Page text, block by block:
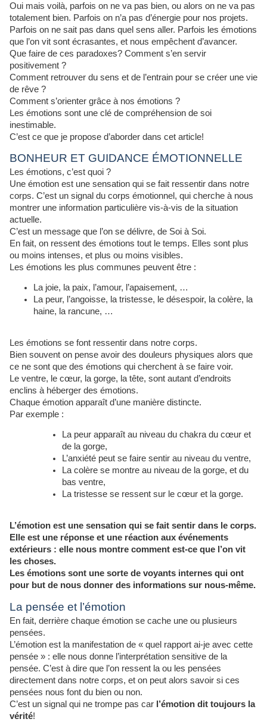
Oui mais voilà, parfois on ne va pas bien, ou alors on ne va pas
totalement bien. Parfois on n’a pas d’énergie pour nos projets.
Parfois on ne sait pas dans quel sens aller. Parfois les émotions
que l’on vit sont écrasantes, et nous empêchent d’avancer.
Que faire de ces paradoxes? Comment s’en servir
positivement ?
Comment retrouver du sens et de l’entrain pour se créer une vie
de rêve ?
Comment s’orienter grâce à nos émotions ?
Les émotions sont une clé de compréhension de soi
inestimable.
C’est ce que je propose d’aborder dans cet article!
BONHEUR ET GUIDANCE ÉMOTIONNELLE
Les émotions, c’est quoi ?
Une émotion est une sensation qui se fait ressentir dans notre
corps. C’est un signal du corps émotionnel, qui cherche à nous
montrer une information particulière vis-à-vis de la situation
actuelle.
C’est un message que l’on se délivre, de Soi à Soi.
En fait, on ressent des émotions tout le temps. Elles sont plus
ou moins intenses, et plus ou moins visibles.
Les émotions les plus communes peuvent être :
La joie, la paix, l’amour, l’apaisement, …
La peur, l’angoisse, la tristesse, le désespoir, la colère, la
haine, la rancune, …
Les émotions se font ressentir dans notre corps.
Bien souvent on pense avoir des douleurs physiques alors que
ce ne sont que des émotions qui cherchent à se faire voir.
Le ventre, le cœur, la gorge, la tête, sont autant d’endroits
enclins à héberger des émotions.
Chaque émotion apparaît d’une manière distincte.
Par exemple :
La peur apparaît au niveau du chakra du cœur et
de la gorge,
L’anxiété peut se faire sentir au niveau du ventre,
La colère se montre au niveau de la gorge, et du
bas ventre,
La tristesse se ressent sur le cœur et la gorge.
L’émotion est une sensation qui se fait sentir dans le corps.
Elle est une réponse et une réaction aux événements
extérieurs : elle nous montre comment est-ce que l’on vit
les choses.
Les émotions sont une sorte de voyants internes qui ont
pour but de nous donner des informations sur nous-même.
La pensée et l’émotion
En fait, derrière chaque émotion se cache une ou plusieurs
pensées.
L’émotion est la manifestation de « quel rapport ai-je avec cette
pensée » : elle nous donne l’interprétation sensitive de la
pensée. C’est à dire que l’on ressent la ou les pensées
directement dans notre corps, et on peut alors savoir si ces
pensées nous font du bien ou non.
C’est un signal qui ne trompe pas car l’émotion dit toujours la
vérité!